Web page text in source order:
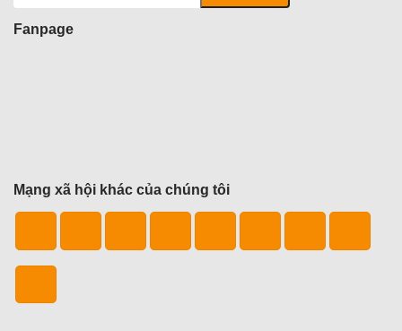
Fanpage
Mạng xã hội khác của chúng tôi